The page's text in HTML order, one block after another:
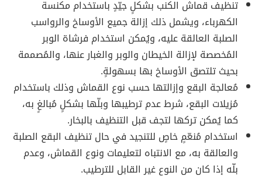
تنظيف قماش الكنب بشكلٍ جيّدٍ باستخدام مكنسة
الكهرباء، ويشمل ذلك إزالة جميع الأوساخ والرواسب
الصلبة العالقة عليه، ويُمكن استخدام فرشاة الوبر
المُخصصة لإزالة الخيطان والوبر والغبار عنها، والمُصممة
بحيث تلتصق الأوساخ بها بسهولةٍ.
مُعالجة البقع وإزالتها حسب نوع القماش وذلك باستخدام
مُزيلات البقع، شرط عدم ترطيبها وبلّها بشكلٍ مُبالغٍ به،
كما يُمكن تركها لتجف قبل التنظيف بالبخار.
استخدام مُنعّمٍ خاصٍ للتنجيد في حال تنظيف البقع الصلبة
والعالقة به، مع الانتباه لتعليمات ونوع القماش، وعدم
بلّه إذا كان من النوع غير القابل للترطيب.